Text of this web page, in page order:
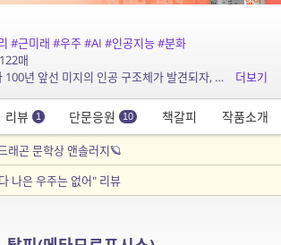
#근미래 #우주#AI #인공지능#분화
매
소개: 인류 기술보다 100년 앞선 미지의 인공 구조체가 발견되자, 주인공이 이것을 제작한 인공지능 로봇과 대면하여 그 목적을 파헤친다.
더보기
리뷰 1 단문응원 10 책갈피 작품소개
래곤 문학상 앤솔러지🪐
나은 우주는 없어" 리뷰